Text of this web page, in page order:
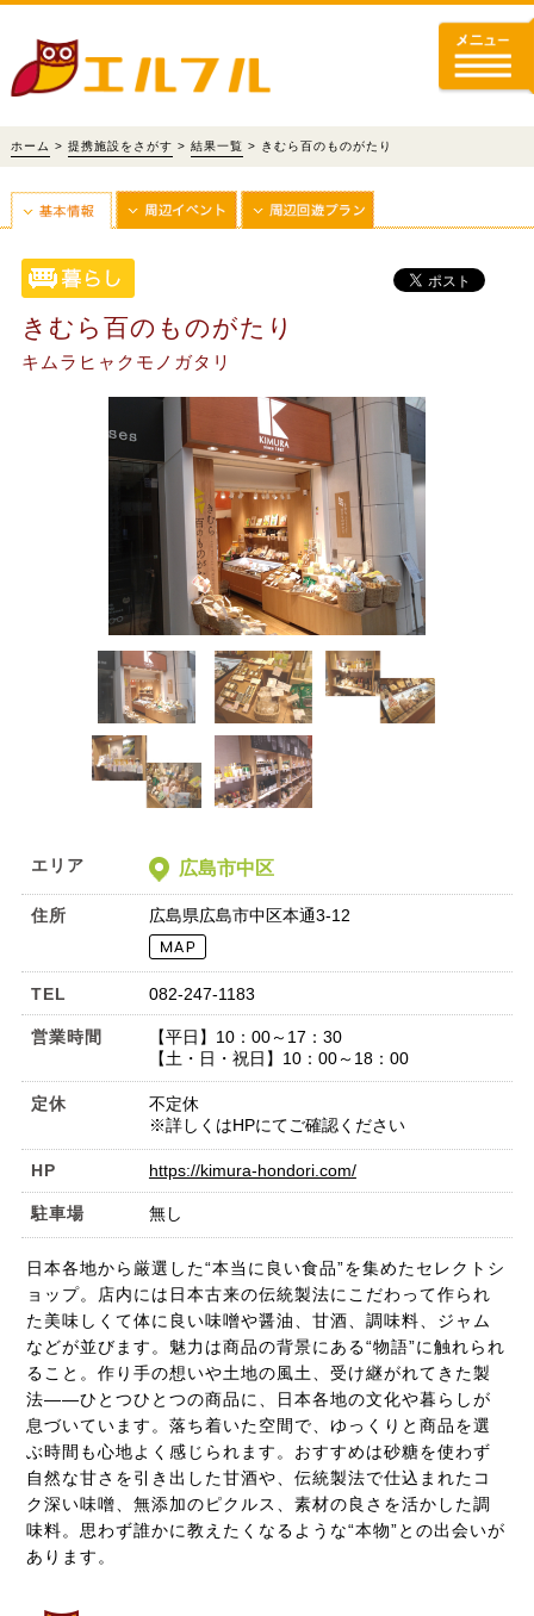
ホーム > 提携施設をさがす > 結果一覧 > きむら百のものがたり
きむら百のものがたり
キムラヒャクモノガタリ
エリア 広島市中区
住所 広島県広島市中区本通3-12
TEL 082-247-1183
営業時間
【平日】10：00～17：30
【土・日・祝日】10：00～18：00
定休
不定休
※詳しくはHPにてご確認ください
HP https://kimura-hondori.com/
駐車場 無し
日本各地から厳選した“本当に良い食品”を集めたセレクトシ
ョップ。店内には日本古来の伝統製法にこだわって作られ
た美味しくて体に良い味噌や醤油、甘酒、調味料、ジャム
などが並びます。魅力は商品の背景にある“物語”に触れられ
ること。作り手の想いや土地の風土、受け継がれてきた製
法――ひとつひとつの商品に、日本各地の文化や暮らしが
息づいています。落ち着いた空間で、ゆっくりと商品を選
ぶ時間も心地よく感じられます。おすすめは砂糖を使わず
自然な甘さを引き出した甘酒や、伝統製法で仕込まれたコ
ク深い味噌、無添加のピクルス、素材の良さを活かした調
味料。思わず誰かに教えたくなるような“本物”との出会いが
あります。